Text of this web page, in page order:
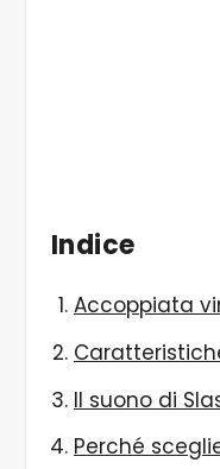
Indice
Accoppiata
Il suono di
Perché